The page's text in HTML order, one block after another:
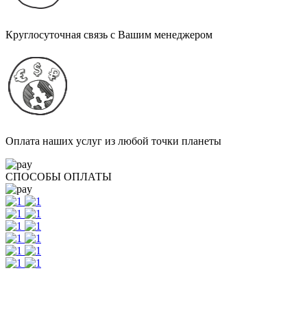
Круглосуточная связь с Вашим менеджером
Оплата наших услуг из любой точки планеты
СПОСОБЫ ОПЛАТЫ